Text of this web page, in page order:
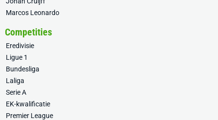
Marcos Leonardo
Competities
Eredivisie
Ligue 1
Bundesliga
Laliga
Serie A
EK-kwalificatie
Premier League